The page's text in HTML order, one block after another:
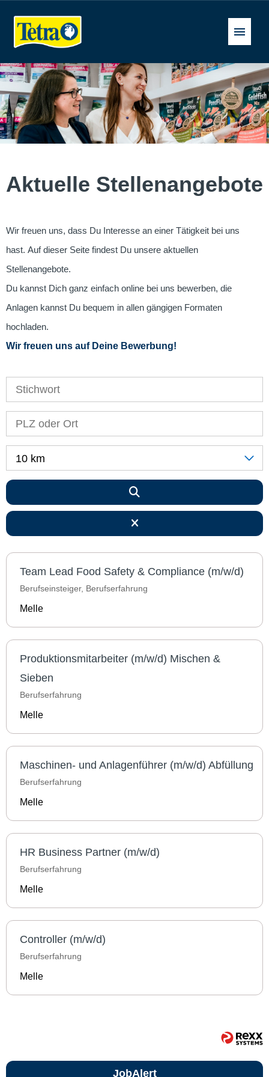
Deutsch
Stellenangebote
Aktuelle Stellenangebote
Wir freuen uns, dass Du Interesse an einer Tätigkeit bei uns
hast. Auf dieser Seite findest Du unsere aktuellen
Stellenangebote.
Du kannst Dich ganz einfach online bei uns bewerben, die
Anlagen kannst Du bequem in allen gängigen Formaten
hochladen.
Wir freuen uns auf Deine Bewerbung!
10 km
Team Lead Food Safety & Compliance (m/w/d)
Berufseinsteiger, Berufserfahrung
Melle
Produktionsmitarbeiter (m/w/d) Mischen &
Sieben
Berufserfahrung
Melle
Maschinen- und Anlagenführer (m/w/d) Abfüllung
Berufserfahrung
Melle
HR Business Partner (m/w/d)
Berufserfahrung
Melle
Controller (m/w/d)
Berufserfahrung
Melle
JobAlert